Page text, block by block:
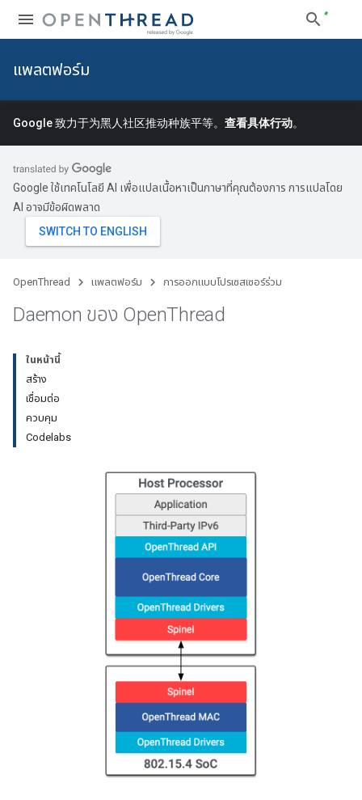
แพลตฟอร์ม
Google 致力于为黑人社区推动种族平等。 查看具体行动。
Google ใช้เทคโนโลยี AI เพื่อแปลเนื้อหาเป็นภาษาที่คุณต้องการ การแปลโดย
AI อาจมีข้อผิดพลาด
OpenThread แพลตฟอร์ม การออกแบบโปรเซสเซอร์ร่วม
Daemon ของ OpenThread
ในหน้านี้
สร้าง
เชื่อมต่อ
ควบคุม
Codelabs